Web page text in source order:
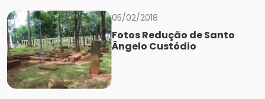
05/02/2018
Fotos Redução de Santo
Ângelo Custódio